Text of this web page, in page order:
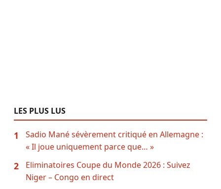
LES PLUS LUS
1
Sadio Mané sévèrement critiqué en Allemagne :
« Il joue uniquement parce que… »
2
Eliminatoires Coupe du Monde 2026 : Suivez
Niger – Congo en direct